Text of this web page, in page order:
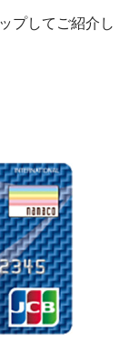
プしてご紹介し